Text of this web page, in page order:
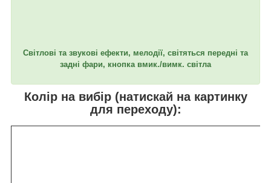
Світлові та звукові ефекти, мелодії, світяться передні та
задні фари, кнопка вмик./вимк. світла
Колір на вибір (натискай на картинку
для переходу):